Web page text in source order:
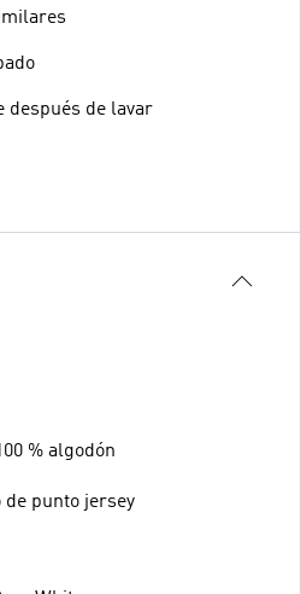
después de lavar
% algodón
de punto jersey